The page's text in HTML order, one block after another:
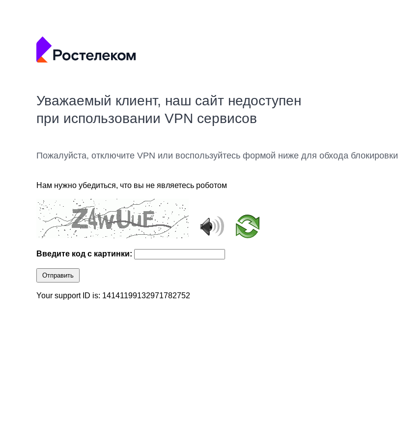
Уважаемый клиент, наш сайт недоступен
при использовании VPN сервисов
Пожалуйста, отключите VPN или воспользуйтесь формой ниже для обхода блокировки
Нам нужно убедиться, что вы не являетесь роботом
Введите код с картинки:
Отправить
Your support ID is: 14141199132971782752